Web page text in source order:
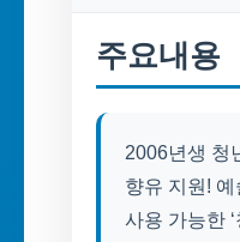
주요내용
2006년생 청
향유 지원! 예
사용 가능한